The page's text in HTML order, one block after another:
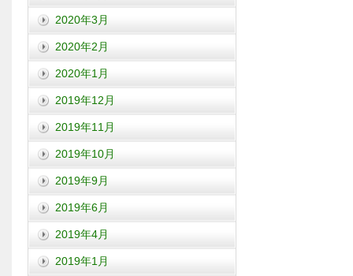
2020年3月
2020年2月
2020年1月
2019年12月
2019年11月
2019年10月
2019年9月
2019年6月
2019年4月
2019年1月